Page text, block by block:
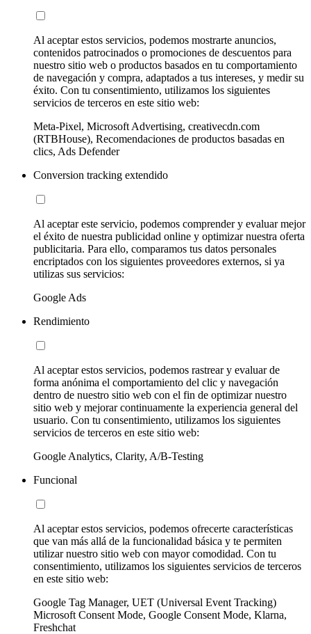
Al aceptar estos servicios, podemos mostrarte anuncios,
contenidos patrocinados o promociones de descuentos para
nuestro sitio web o productos basados en tu comportamiento
de navegación y compra, adaptados a tus intereses, y medir su
éxito. Con tu consentimiento, utilizamos los siguientes
servicios de terceros en este sitio web:
Meta-Pixel, Microsoft Advertising, creativecdn.com
(RTBHouse), Recomendaciones de productos basadas en
clics, Ads Defender
Conversion tracking extendido
Al aceptar este servicio, podemos comprender y evaluar mejor
el éxito de nuestra publicidad online y optimizar nuestra oferta
publicitaria. Para ello, comparamos tus datos personales
encriptados con los siguientes proveedores externos, si ya
utilizas sus servicios:
Google Ads
Rendimiento
Al aceptar estos servicios, podemos rastrear y evaluar de
forma anónima el comportamiento del clic y navegación
dentro de nuestro sitio web con el fin de optimizar nuestro
sitio web y mejorar continuamente la experiencia general del
usuario. Con tu consentimiento, utilizamos los siguientes
servicios de terceros en este sitio web:
Google Analytics, Clarity, A/B-Testing
Funcional
Al aceptar estos servicios, podemos ofrecerte características
que van más allá de la funcionalidad básica y te permiten
utilizar nuestro sitio web con mayor comodidad. Con tu
consentimiento, utilizamos los siguientes servicios de terceros
en este sitio web:
Google Tag Manager, UET (Universal Event Tracking)
Microsoft Consent Mode, Google Consent Mode, Klarna,
Freshchat